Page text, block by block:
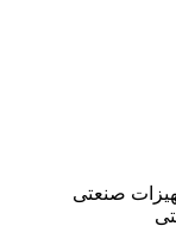
صنعتی